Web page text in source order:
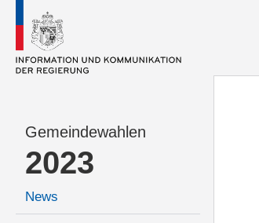
Gemeindewahlen
2023
News